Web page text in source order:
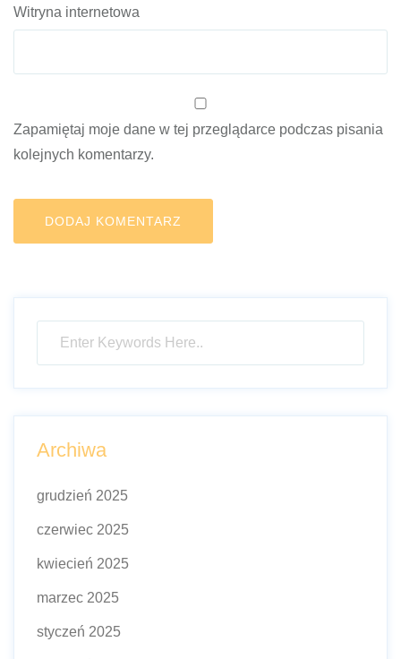
Witryna internetowa
Zapamiętaj moje dane w tej przeglądarce podczas pisania
kolejnych komentarzy.
Archiwa
grudzień 2025
czerwiec 2025
kwiecień 2025
marzec 2025
styczeń 2025